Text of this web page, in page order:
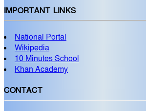
IMPORTANT LINKS
National Portal
Wikipedia
10 Minutes School
Khan Academy
CONTACT